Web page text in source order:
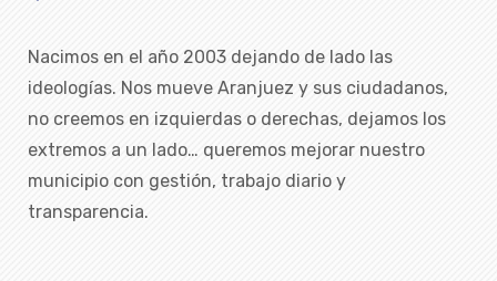
Nacimos en el año 2003 dejando de lado las
ideologías. Nos mueve Aranjuez y sus ciudadanos,
no creemos en izquierdas o derechas, dejamos los
extremos a un lado… queremos mejorar nuestro
municipio con gestión, trabajo diario y
transparencia.